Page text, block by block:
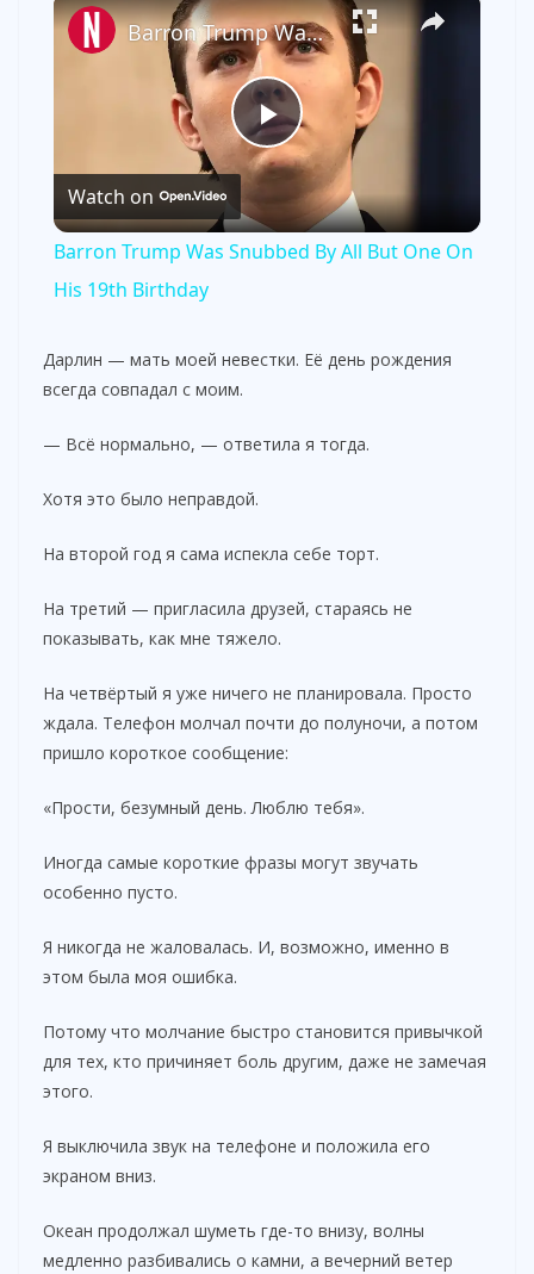
P
l
y
V
e
o
Barron Trump Was Snubbed By All But One On His 19th Birthday
Watch on
Barron Trump Was Snubbed By All But One On
His 19th Birthday
Дарлин — мать моей невестки. Её день рождения
всегда совпадал с моим.
— Всё нормально, — ответила я тогда.
Хотя это было неправдой.
На второй год я сама испекла себе торт.
На третий — пригласила друзей, стараясь не
показывать, как мне тяжело.
На четвёртый я уже ничего не планировала. Просто
ждала. Телефон молчал почти до полуночи, а потом
пришло короткое сообщение:
«Прости, безумный день. Люблю тебя».
Иногда самые короткие фразы могут звучать
особенно пусто.
Я никогда не жаловалась. И, возможно, именно в
этом была моя ошибка.
Потому что молчание быстро становится привычкой
для тех, кто причиняет боль другим, даже не замечая
этого.
Я выключила звук на телефоне и положила его
экраном вниз.
Океан продолжал шуметь где-то внизу, волны
медленно разбивались о камни, а вечерний ветер